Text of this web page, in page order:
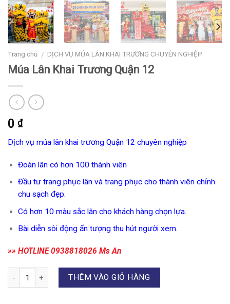
Trang chủ / DỊCH VỤ MÚA LÂN KHAI TRƯƠNG CHUYÊN NGHIỆP
Múa Lân Khai Trương Quận 12
0 ₫
Dịch vụ múa lân khai trương Quận 12 chuyên nghiệp
Đoàn lân có hơn 100 thành viên
Đầu tư trang phục lân và trang phục cho thành viên chỉnh
chu sạch đẹp.
Có hơn 10 màu sắc lân cho khách hàng chọn lựa.
Bài diễn sôi động ấn tượng thu hút người xem.
»» HOTLINE 0938818026 Ms An
Số lượng THÊM VÀO GIỎ HÀNG